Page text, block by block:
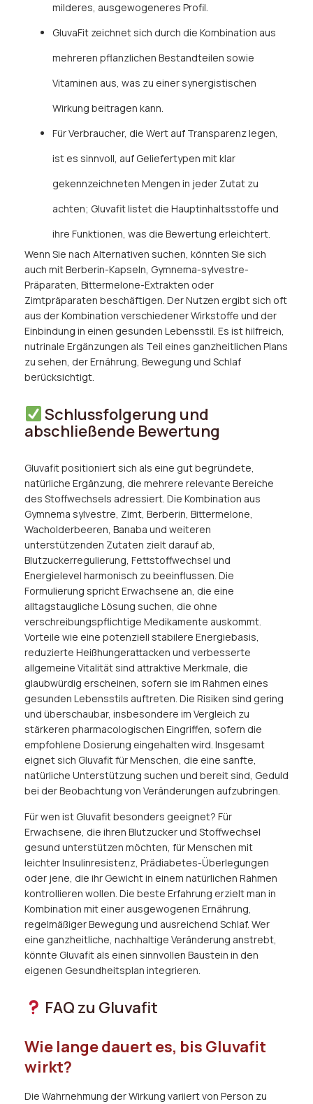
milderes, ausgewogeneres Profil.
GluvaFit zeichnet sich durch die Kombination aus
mehreren pflanzlichen Bestandteilen sowie
Vitaminen aus, was zu einer synergistischen
Wirkung beitragen kann.
Für Verbraucher, die Wert auf Transparenz legen,
ist es sinnvoll, auf Geliefertypen mit klar
gekennzeichneten Mengen in jeder Zutat zu
achten; Gluvafit listet die Hauptinhaltsstoffe und
ihre Funktionen, was die Bewertung erleichtert.
Wenn Sie nach Alternativen suchen, könnten Sie sich
auch mit Berberin-Kapseln, Gymnema-sylvestre-
Präparaten, Bittermelone-Extrakten oder
Zimtpräparaten beschäftigen. Der Nutzen ergibt sich oft
aus der Kombination verschiedener Wirkstoffe und der
Einbindung in einen gesunden Lebensstil. Es ist hilfreich,
nutrinale Ergänzungen als Teil eines ganzheitlichen Plans
zu sehen, der Ernährung, Bewegung und Schlaf
berücksichtigt.
Schlussfolgerung und
abschließende Bewertung
Gluvafit positioniert sich als eine gut begründete,
natürliche Ergänzung, die mehrere relevante Bereiche
des Stoffwechsels adressiert. Die Kombination aus
Gymnema sylvestre, Zimt, Berberin, Bittermelone,
Wacholderbeeren, Banaba und weiteren
unterstützenden Zutaten zielt darauf ab,
Blutzuckerregulierung, Fettstoffwechsel und
Energielevel harmonisch zu beeinflussen. Die
Formulierung spricht Erwachsene an, die eine
alltagstaugliche Lösung suchen, die ohne
verschreibungspflichtige Medikamente auskommt.
Vorteile wie eine potenziell stabilere Energiebasis,
reduzierte Heißhungerattacken und verbesserte
allgemeine Vitalität sind attraktive Merkmale, die
glaubwürdig erscheinen, sofern sie im Rahmen eines
gesunden Lebensstils auftreten. Die Risiken sind gering
und überschaubar, insbesondere im Vergleich zu
stärkeren pharmacologischen Eingriffen, sofern die
empfohlene Dosierung eingehalten wird. Insgesamt
eignet sich Gluvafit für Menschen, die eine sanfte,
natürliche Unterstützung suchen und bereit sind, Geduld
bei der Beobachtung von Veränderungen aufzubringen.
Für wen ist Gluvafit besonders geeignet? Für
Erwachsene, die ihren Blutzucker und Stoffwechsel
gesund unterstützen möchten, für Menschen mit
leichter Insulinresistenz, Prädiabetes-Überlegungen
oder jene, die ihr Gewicht in einem natürlichen Rahmen
kontrollieren wollen. Die beste Erfahrung erzielt man in
Kombination mit einer ausgewogenen Ernährung,
regelmäßiger Bewegung und ausreichend Schlaf. Wer
eine ganzheitliche, nachhaltige Veränderung anstrebt,
könnte Gluvafit als einen sinnvollen Baustein in den
eigenen Gesundheitsplan integrieren.
FAQ zu Gluvafit
Wie lange dauert es, bis Gluvafit
wirkt?
Die Wahrnehmung der Wirkung variiert von Person zu